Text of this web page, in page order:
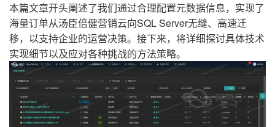
本篇文章开头阐述了我们通过合理配置元数据信息，实现了
海量订单从汤臣倍健营销云向SQL Server无缝、高速迁
移，以支持企业的运营决策。接下来，将详细探讨具体技术
实现细节以及应对各种挑战的方法策略。